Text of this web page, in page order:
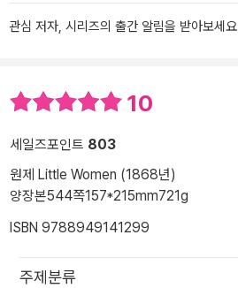
관심 저자, 시리즈의 출간 알림을 받아보세요
10
세일즈포인트 803
원제 Little Women (1868년)
양장본544쪽157*215mm721g
ISBN 9788949141299
주제분류